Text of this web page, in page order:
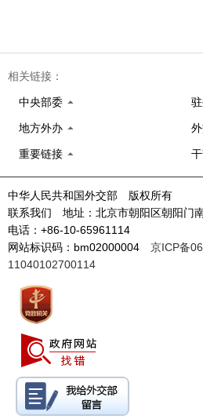
相关链接：
中央部委
地方外办
重要链接
中华人民共和国外交部 版权所有
联系我们 地址：北京市朝阳区朝阳
电话：+86-10-65961114
网站标识码：bm02000004 京ICP备
11040102700114